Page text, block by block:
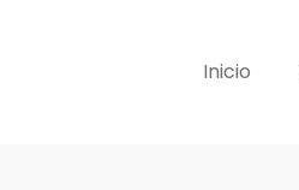
Inicio